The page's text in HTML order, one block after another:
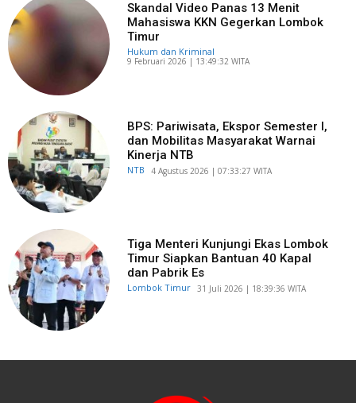
Skandal Video Panas 13 Menit
Mahasiswa KKN Gegerkan Lombok
Timur
Hukum dan Kriminal
​9 Februari 2026 | 13:49:32 WITA
BPS: Pariwisata, Ekspor Semester I,
dan Mobilitas Masyarakat Warnai
Kinerja NTB
NTB ​4 Agustus 2026 | 07:33:27 WITA
Tiga Menteri Kunjungi Ekas Lombok
Timur Siapkan Bantuan 40 Kapal
dan Pabrik Es
Lombok Timur ​31 Juli 2026 | 18:39:36 WITA